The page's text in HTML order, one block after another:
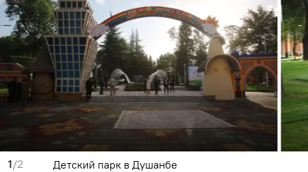
1/2 Детский парк в Душанбе